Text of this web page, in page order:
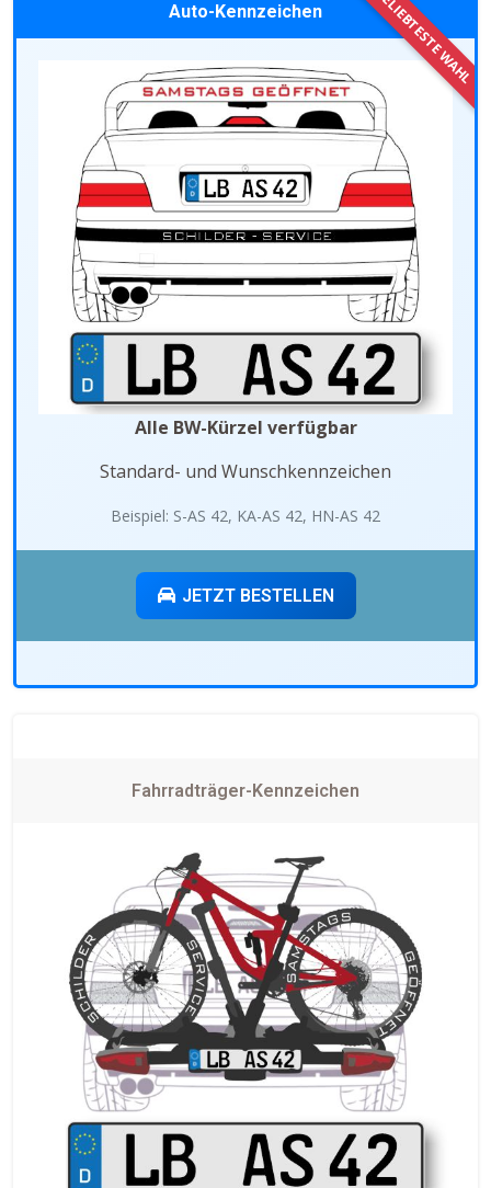
Auto-Kennzeichen
Alle BW-Kürzel verfügbar
Standard- und Wunschkennzeichen
Beispiel: S-AS 42, KA-AS 42, HN-AS 42
JETZT BESTELLEN
Fahrradträger-Kennzeichen